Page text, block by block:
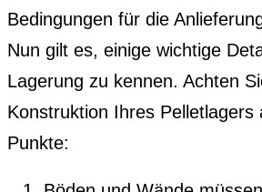
Bedingungen für die
Nun gilt es, einige wichtige
Lagerung zu kennen. Achten
Konstruktion Ihres Pelletlagers
Punkte: